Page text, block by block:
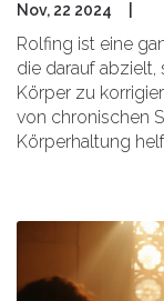
Nov, 22 2024
Rolfing ist eine
die darauf
Körper zu
von chronischen
Körperhaltung
um Schmerzen
fördern.
steigern kann.